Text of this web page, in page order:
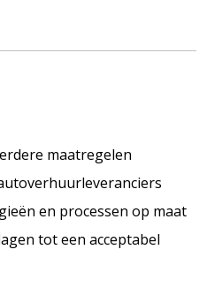
maatregelen
en processen op maat
tot een acceptabel